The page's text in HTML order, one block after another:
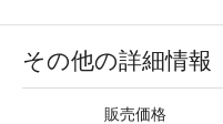
その他の詳細情報
販売価格